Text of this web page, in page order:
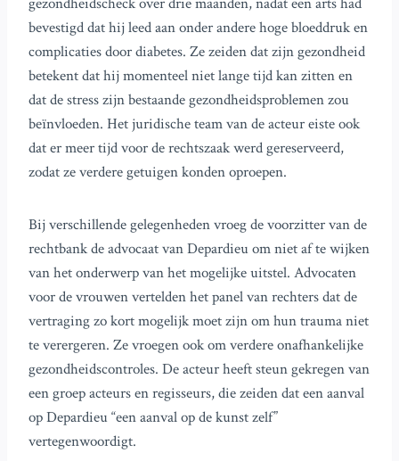
bevestigd dat hij leed aan onder andere hoge bloeddruk en
complicaties door diabetes. Ze zeiden dat zijn gezondheid
betekent dat hij momenteel niet lange tijd kan zitten en
dat de stress zijn bestaande gezondheidsproblemen zou
beïnvloeden. Het juridische team van de acteur eiste ook
dat er meer tijd voor de rechtszaak werd gereserveerd,
zodat ze verdere getuigen konden oproepen.
Bij verschillende gelegenheden vroeg de voorzitter van de
rechtbank de advocaat van Depardieu om niet af te wijken
van het onderwerp van het mogelijke uitstel. Advocaten
voor de vrouwen vertelden het panel van rechters dat de
vertraging zo kort mogelijk moet zijn om hun trauma niet
te verergeren. Ze vroegen ook om verdere onafhankelijke
gezondheidscontroles. De acteur heeft steun gekregen van
een groep acteurs en regisseurs, die zeiden dat een aanval
op Depardieu “een aanval op de kunst zelf”
vertegenwoordigt.